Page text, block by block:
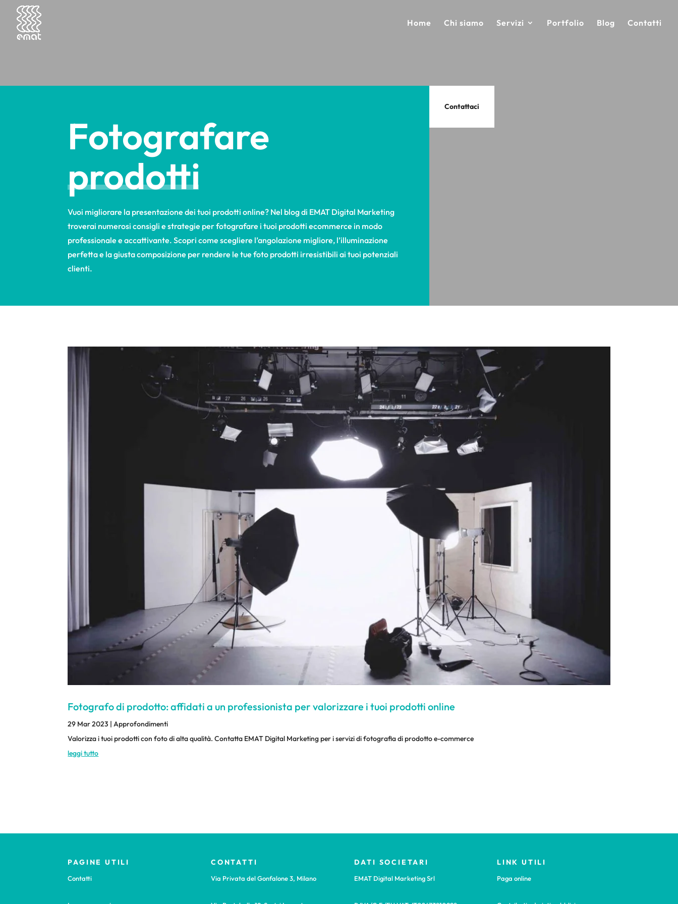
Home Chi siamo Servizi Portfolio Blog Contatti
Fotografare
prodotti
Vuoi migliorare la presentazione dei tuoi prodotti online? Nel blog di EMAT Digital Marketing
troverai numerosi consigli e strategie per fotografare i tuoi prodotti ecommerce in modo
professionale e accattivante. Scopri come scegliere l’angolazione migliore, l’illuminazione
perfetta e la giusta composizione per rendere le tue foto prodotti irresistibili ai tuoi potenziali
clienti.
Contattaci
Fotografo di prodotto: affidati a un professionista per valorizzare i tuoi prodotti online
29 Mar 2023 |Approfondimenti
Valorizza i tuoi prodotti con foto di alta qualità. Contatta EMAT Digital Marketing per i servizi di fotografia di prodotto e-commerce
leggi tutto
PAGINE UTILI
Contatti
CONTATTI
Via Privata del Gonfalone 3, Milano
DATI SOCIETARI
EMAT Digital Marketing Srl
LINK UTILI
Paga online